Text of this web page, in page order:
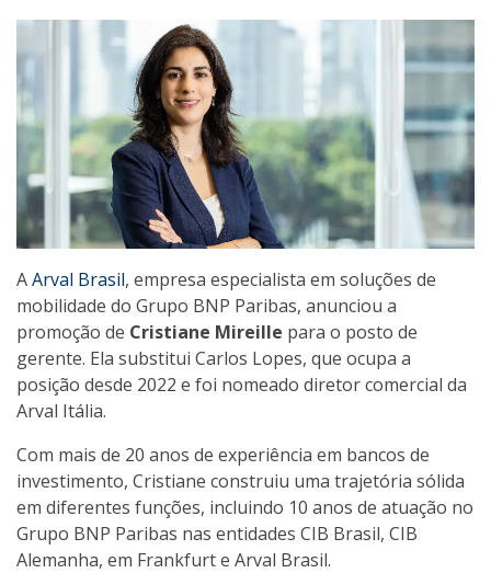
AArval Brasil, empresa especialista em soluções de
mobilidade do Grupo BNP Paribas, anunciou a
promoção de Cristiane Mireille para o posto de
gerente. Ela substitui Carlos Lopes, que ocupa a
posição desde 2022 e foi nomeado diretor comercial da
Arval Itália.
Com mais de 20 anos de experiência em bancos de
investimento, Cristiane construiu uma trajetória sólida
em diferentes funções, incluindo 10 anos de atuação no
Grupo BNP Paribas nas entidades CIB Brasil, CIB
Alemanha, em Frankfurt e Arval Brasil.